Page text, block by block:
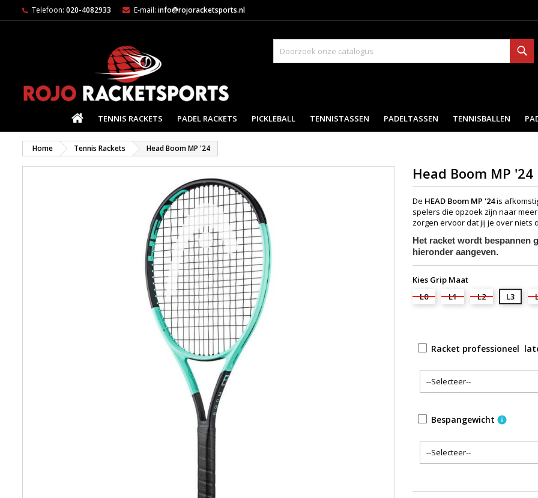
Telefoon: 020-4082933 E-mail: info@rojoracketsports.nl
HOMETENNIS RACKETS PADEL RACKETS PICKLEBALL TENNISTASSEN PADELTASSEN TENNISBALLEN
Home Tennis Rackets Head Boom MP '24
Head Boom MP '24
De HEAD Boom MP '24is
spelers die opzoek zijn naar
zorgen ervoor dat jij je over niets
Het racket wordt bespannen
hieronder aangeven.
Kies Grip Maat
L0
L1 L2 L3
Racket professioneel
Bespangewicht info